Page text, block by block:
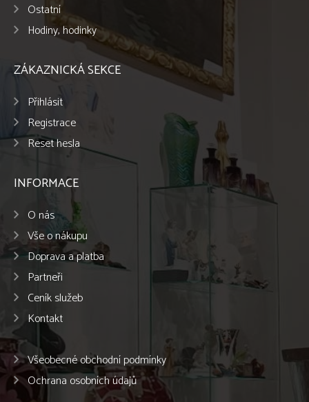
Ostatní
Hodiny, hodinky
ZÁKAZNICKÁ SEKCE
Přihlásit
Registrace
Reset hesla
INFORMACE
O nás
Vše o nákupu
Doprava a platba
Partneři
Ceník služeb
Kontakt
Všeobecné obchodní podmínky
Ochrana osobních údajů